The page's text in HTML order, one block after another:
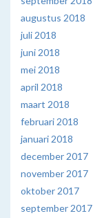
augustus 2018
juli 2018
juni 2018
mei 2018
april 2018
maart 2018
februari 2018
januari 2018
december 2017
november 2017
oktober 2017
september 2017